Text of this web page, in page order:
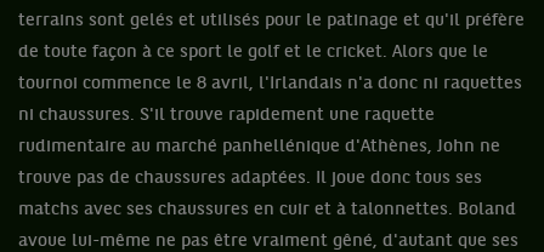
terrains sont gelés et utilisés pour le patinage et qu'il préfère
de toute façon à ce sport le golf et le cricket. Alors que le
tournoi commence le 8 avril, l'Irlandais n'a donc ni raquettes
ni chaussures. S'il trouve rapidement une raquette
rudimentaire au marché panhellénique d'Athènes, John ne
trouve pas de chaussures adaptées. Il joue donc tous ses
matchs avec ses chaussures en cuir et à talonnettes. Boland
avoue lui-même ne pas être vraiment gêné, d'autant que ses